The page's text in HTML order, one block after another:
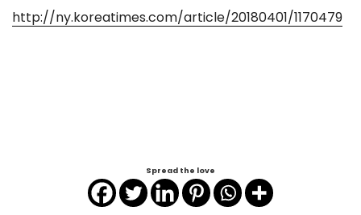
http://ny.koreatimes.com/article/20180401/1170479
Spread the love